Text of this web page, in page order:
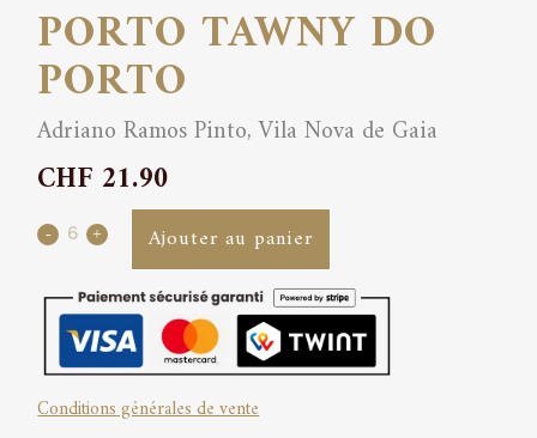
PORTO TAWNY DO
PORTO
Adriano Ramos Pinto, Vila Nova de Gaia
CHF 21.90
Porto
DO
Porto
quantity
Ajouter au panier
Conditions générales de vente